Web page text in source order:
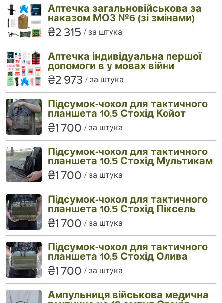
Аптечка загальновійськова за
наказом МОЗ №6 (зі змінами)
₴2 315 за штука
Аптечка індивідуальна першої
допомоги в у мовах війни
₴2 973 за штука
Підсумок-чохол для тактичного
планшета 10,5 Стохід Койот
₴1 700 за штука
Підсумок-чохол для тактичного
планшета 10,5 Стохід Мультикам
₴1 700 за штука
Підсумок-чохол для тактичного
планшета 10,5 Стохід Піксель
₴1 700 за штука
Підсумок-чохол для тактичного
планшета 10,5 Стохід Олива
₴1 700 за штука
Ампульниця військова медична